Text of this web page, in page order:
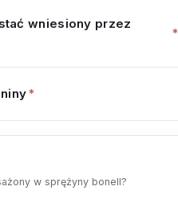
wniesiony przez
*
*
w sprężyny bonell?